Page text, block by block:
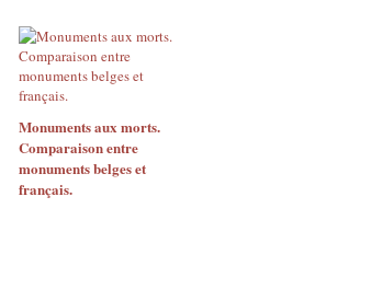
Monuments aux morts.
Comparaison entre
monuments belges et
français.